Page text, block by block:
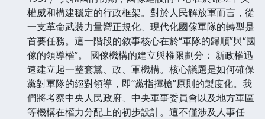
權威和構建穩定的行政框架。對於人民解放軍而言，從
一支革命武裝力量嚮正規化、現代化國傢軍隊的轉型是
首要任務。這一階段的敘事核心在於“軍隊的歸順”與“國
傢的領導權”。 國傢機構的建立與權限劃分： 新政權迅
速建立起一整套黨、政、軍機構。核心議題是如何確保
黨對軍隊的絕對領導，即“黨指揮槍”原則的製度化。我
們將考察中央人民政府、中央軍事委員會以及地方軍區
等機構在權力分配上的初步設計。這不僅涉及人事任